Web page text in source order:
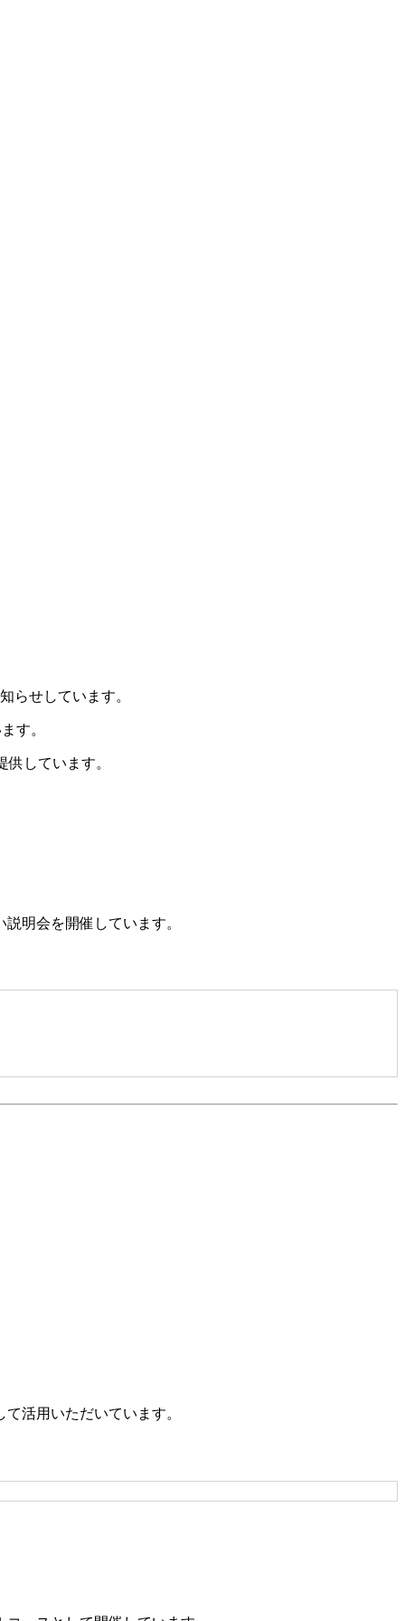
らせしています。
す。
しています。
明会を開催しています。
活用いただいています。